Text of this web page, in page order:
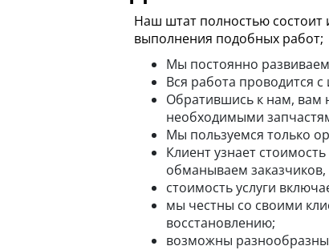
Наш штат полностью
выполнения подобных работ;
Мы постоянно
Вся работа проводится
Обратившись к нам, вам
необходимыми
Мы пользуемся только
Клиент узнает
обманываем
стоимость услуги
мы честны со своими
восстановлению;
возможны